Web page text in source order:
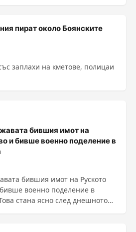
пират около Боянските
заплахи на кметове, полицаи
бившия имот на
и бивше военно поделение в
бившия имот на Руското
бивше военно поделение в
стана ясно след днешното